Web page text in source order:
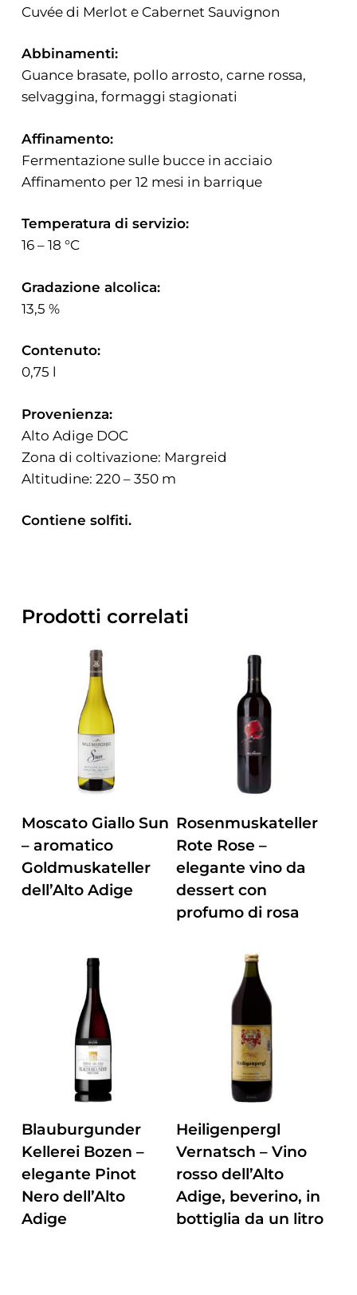
Cuvée di Merlot e Cabernet Sauvignon
Abbinamenti:
Guance brasate, pollo arrosto, carne rossa,
selvaggina, formaggi stagionati
Affinamento:
Fermentazione sulle bucce in acciaio
Affinamento per 12 mesi in barrique
Temperatura di servizio:
16 – 18 °C
Gradazione alcolica:
13,5 %
Contenuto:
0,75 l
Provenienza:
Alto Adige DOC
Zona di coltivazione: Margreid
Altitudine: 220 – 350 m
Contiene solfiti.
Prodotti correlati
ZUM PRODUKT
Moscato Giallo Sun
– aromatico
Goldmuskateller
dell’Alto Adige
ZUM PRODUKT
Rosenmuskateller
Rote Rose –
elegante vino da
dessert con
profumo di rosa
Blauburgunder
Kellerei Bozen –
elegante Pinot
Nero dell’Alto
Adige
Heiligenpergl
Vernatsch – Vino
rosso dell’Alto
Adige, beverino, in
bottiglia da un litro